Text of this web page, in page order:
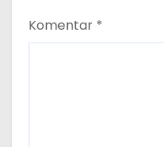
Komentar *